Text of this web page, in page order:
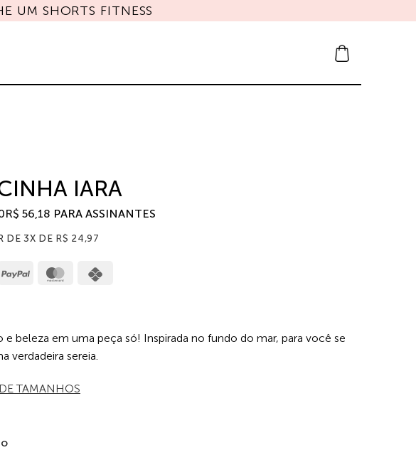
UM SHORTS FITNESS
IARA
R$ 56,18 PARA ASSINANTES
DE 3X DE R$ 24,97
PayPal MasterCard
beleza em uma peça só! Inspirada no fundo do mar, para você se
verdadeira sereia.
TAMANHOS